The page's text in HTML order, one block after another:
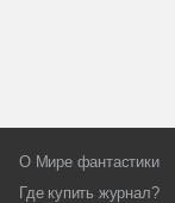
О Мире фантастики
Где купить журнал?